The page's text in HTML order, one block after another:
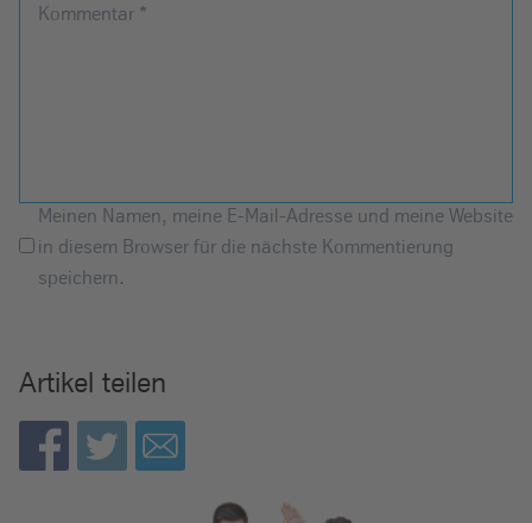
Kommentar *
Meinen Namen, meine E-Mail-Adresse und meine Website
in diesem Browser für die nächste Kommentierung
speichern.
Artikel teilen